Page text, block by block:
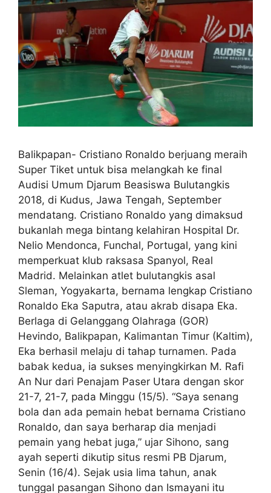
Balikpapan- Cristiano Ronaldo berjuang meraih
Super Tiket untuk bisa melangkah ke final
Audisi Umum Djarum Beasiswa Bulutangkis
2018, di Kudus, Jawa Tengah, September
mendatang. Cristiano Ronaldo yang dimaksud
bukanlah mega bintang kelahiran Hospital Dr.
Nelio Mendonca, Funchal, Portugal, yang kini
memperkuat klub raksasa Spanyol, Real
Madrid. Melainkan atlet bulutangkis asal
Sleman, Yogyakarta, bernama lengkap Cristiano
Ronaldo Eka Saputra, atau akrab disapa Eka.
Berlaga di Gelanggang Olahraga (GOR)
Hevindo, Balikpapan, Kalimantan Timur (Kaltim),
Eka berhasil melaju di tahap turnamen. Pada
babak kedua, ia sukses menyingkirkan M. Rafi
An Nur dari Penajam Paser Utara dengan skor
21-7, 21-7, pada Minggu (15/5). “Saya senang
bola dan ada pemain hebat bernama Cristiano
Ronaldo, dan saya berharap dia menjadi
pemain yang hebat juga,” ujar Sihono, sang
ayah seperti dikutip situs resmi PB Djarum,
Senin (16/4). Sejak usia lima tahun, anak
tunggal pasangan Sihono dan Ismayani itu